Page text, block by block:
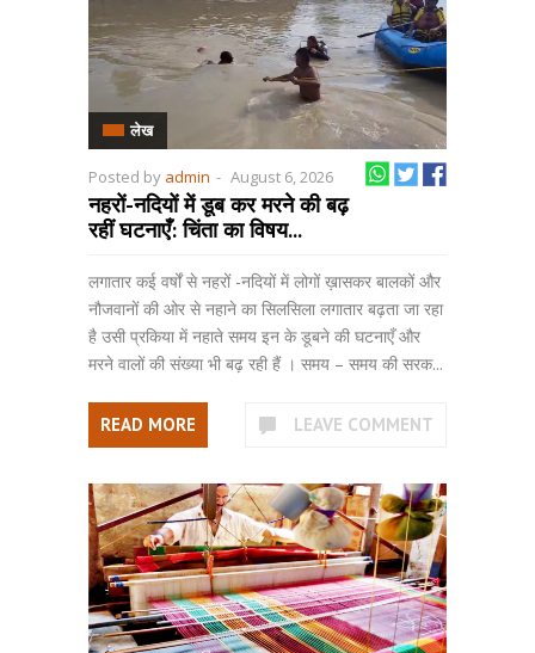
लेख
Posted by admin - August 6, 2026
नहरों-नदियों में डूब कर मरने की बढ़
रहीं घटनाएँ: चिंता का विषय...
लगातार कई वर्षों से नहरों -नदियों में लोगों ख़ासकर बालकों और
नौजवानों की ओर से नहाने का सिलसिला लगातार बढ़ता जा रहा
है उसी प्रकिया में नहाते समय इन के डूबने की घटनाएँ और
मरने वालों की संख्या भी बढ़ रही हैं । समय – समय की सरक...
READ MORE LEAVE COMMENT